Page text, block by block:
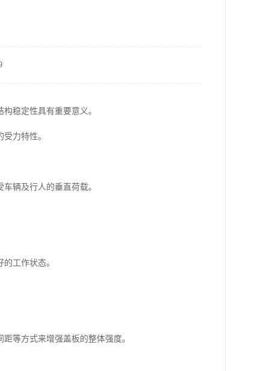
稳定性具有重要意义。
力特性。
辆及行人的垂直荷载。
工作状态。
等方式来增强盖板的整体强度。